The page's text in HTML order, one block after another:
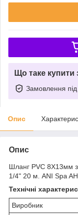
Що таке купити
Замовлення
Опис
Опис
Шланг PVC 8Х13мм з
1/4" 20 м. ANI Spa
Технічні
Виробник